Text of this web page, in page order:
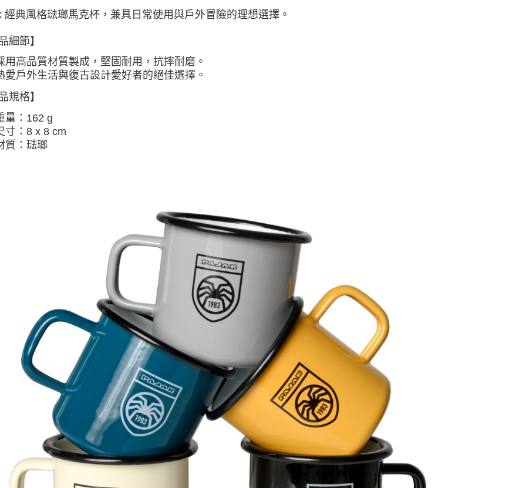
經典風格琺瑯馬克杯，兼具日常使用與戶外冒險的理想選擇。
細節】
用高品質材質製成，堅固耐用，抗摔耐磨。
愛戶外生活與復古設計愛好者的絕佳選擇。
規格】
量：162 g
寸：8 x 8 cm
質：琺瑯